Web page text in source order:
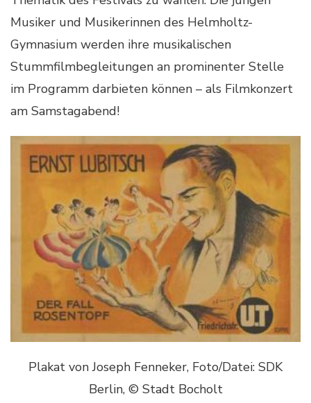
Musiker und Musikerinnen des Helmholtz-
Gymnasium werden ihre musikalischen
Stummfilmbegleitungen an prominenter Stelle
im Programm darbieten können – als Filmkonzert
am Samstagabend!
Plakat von Joseph Fenneker, Foto/Datei: SDK
Berlin, © Stadt Bocholt